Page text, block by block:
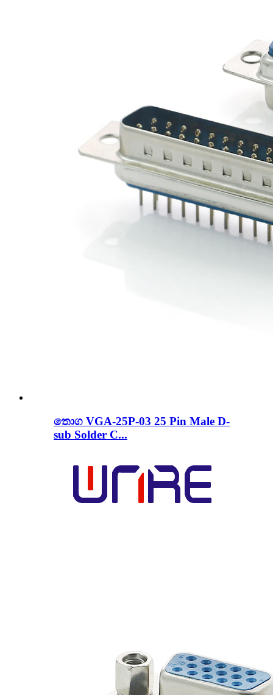
තොග VGA-25P-03 25 Pin Male D-
sub Solder C...